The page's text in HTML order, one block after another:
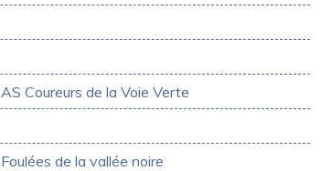
AS Coureurs de la Voie Verte
Foulées de la vallée noire